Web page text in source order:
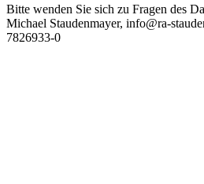
Bitte wenden Sie sich zu Fragen des
Michael Staudenmayer, info@ra-
7826933-0